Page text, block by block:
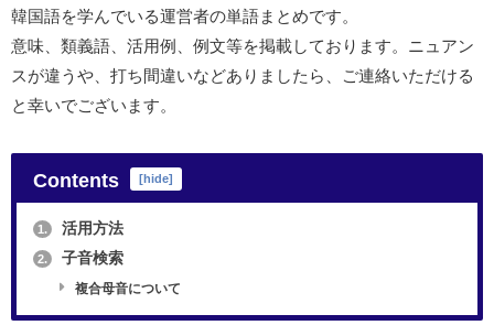
韓国語を学んでいる運営者の単語まとめです。
意味、類義語、活用例、例文等を掲載しております。ニュアン
スが違うや、打ち間違いなどありましたら、ご連絡いただける
と幸いでございます。
Contents hide
1. 活用方法
2. 子音検索
複合母音について